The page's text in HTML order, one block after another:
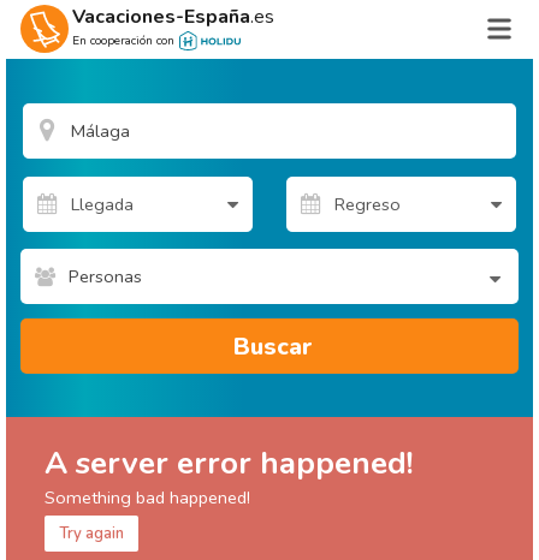
Vacaciones-España.es
En cooperación con
Personas
Buscar
A server error happened!
Something bad happened!
Try again